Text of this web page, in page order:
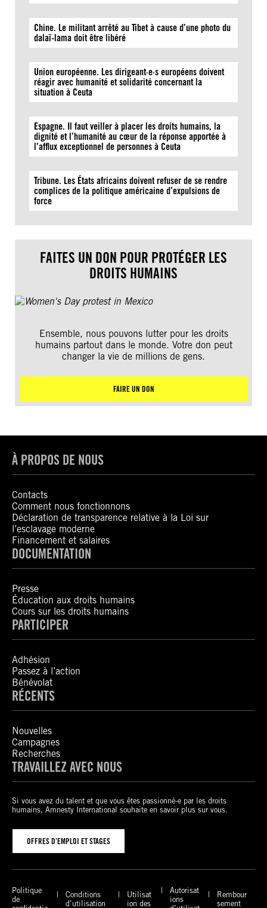
Chine. Le militant arrêté au Tibet à cause d’une photo du
dalaï-lama doit être libéré
Union européenne. Les dirigeant·e·s européens doivent
réagir avec humanité et solidarité concernant la
situation à Ceuta
Espagne. Il faut veiller à placer les droits humains, la
dignité et l’humanité au cœur de la réponse apportée à
l’afflux exceptionnel de personnes à Ceuta
Tribune. Les États africains doivent refuser de se rendre
complices de la politique américaine d’expulsions de
force
FAITES UN DON POUR PROTÉGER LES
DROITS HUMAINS
Ensemble, nous pouvons lutter pour les droits
humains partout dans le monde. Votre don peut
changer la vie de millions de gens.
FAIRE UN DON
À PROPOS DE NOUS
Contacts
Comment nous fonctionnons
Déclaration de transparence relative à la Loi sur
l’esclavage moderne
Financement et salaires
DOCUMENTATION
Presse
Éducation aux droits humains
Cours sur les droits humains
PARTICIPER
Adhésion
Passez à l’action
Bénévolat
RÉCENTS
Nouvelles
Campagnes
Recherches
TRAVAILLEZ AVEC NOUS
Si vous avez du talent et que vous êtes passionné-e par les droits
humains, Amnesty International souhaite en savoir plus sur vous.
OFFRES D’EMPLOI ET STAGES
Politique
de
Conditions
d’utilisation
Utilisat
ion des
Autorisat
ions
Rembour
sement